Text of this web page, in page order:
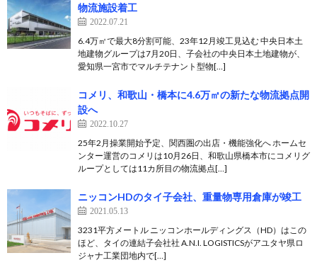
物流施設着工
2022.07.21
6.4万㎡で最大8分割可能、23年12月竣工見込む 中央日本土
地建物グループは7月20日、子会社の中央日本土地建物が、
愛知県一宮市でマルチテナント型物[…]
コメリ、和歌山・橋本に4.6万㎡の新たな物流拠点開
設へ
2022.10.27
25年2月操業開始予定、関西圏の出店・機能強化へ ホームセ
ンター運営のコメリは10月26日、和歌山県橋本市にコメリグ
ループとしては11カ所目の物流拠点[…]
ニッコンHDのタイ子会社、重量物専用倉庫が竣工
2021.05.13
3231平方メートル ニッコンホールディングス（HD）はこの
ほど、タイの連結子会社社 A.N.I. LOGISTICSがアユタヤ県ロ
ジャナ工業団地内で[…]